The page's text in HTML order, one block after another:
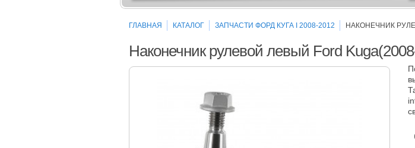
ГЛАВНАЯ КАТАЛОГ ЗАПЧАСТИ ФОРД КУГА I 2008-2012 НАКОНЕЧНИК
Наконечник рулевой левый Ford